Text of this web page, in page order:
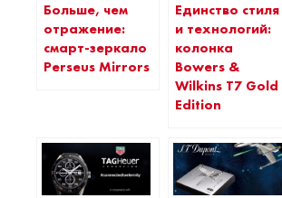
Больше, чем
отражение:
смарт-зеркало
Perseus Mirrors
Единство стиля
и технологий:
колонка
Bowers &
Wilkins T7 Gold
Edition